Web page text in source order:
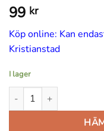
99 kr
Köp online: Kan
Kristianstad
I lager
Underlägg pallkrage